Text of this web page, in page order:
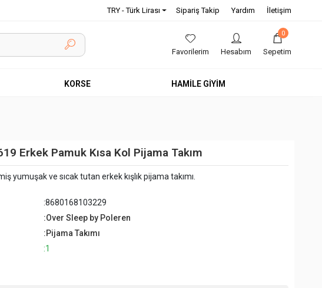
TRY - Türk Lirası Sipariş Takip Yardım İletişim
Favorilerim Hesabım
0
Sepetim
KORSE HAMİLE GİYİM
Erkek Pamuk Kısa Kol Pijama Takım
yumuşak ve sıcak tutan erkek kışlık pijama takımı.
:8680168103229
:Over Sleep by Poleren
:Pijama Takımı
:1